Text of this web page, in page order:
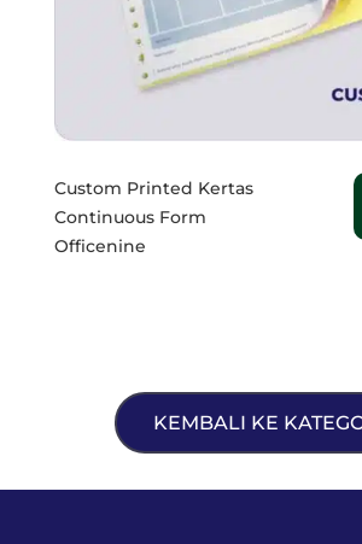
Custom Printed Kertas
Continuous Form
Officenine
KEMBALI KE